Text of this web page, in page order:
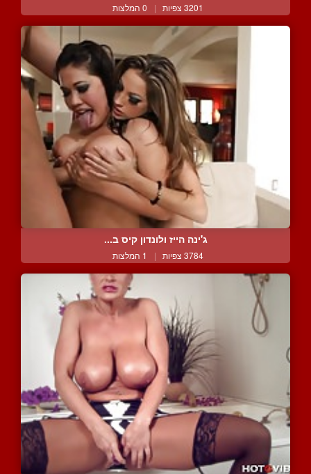
3201 צפיות | 0 המלצות
ג'ינה הייז ולונדון קיס ב...
3784 צפיות | 1 המלצות